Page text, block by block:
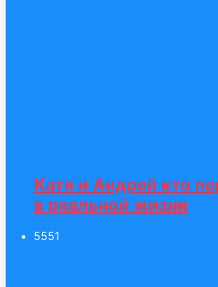
Катя и Андрей кто
в реальной жизни
5551